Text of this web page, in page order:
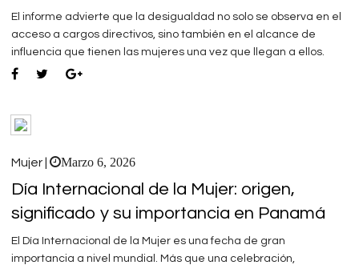
El informe advierte que la desigualdad no solo se observa en el
acceso a cargos directivos, sino también en el alcance de
influencia que tienen las mujeres una vez que llegan a ellos.
Mujer | Marzo 6, 2026
Día Internacional de la Mujer: origen,
significado y su importancia en Panamá
El Día Internacional de la Mujer es una fecha de gran
importancia a nivel mundial. Más que una celebración,